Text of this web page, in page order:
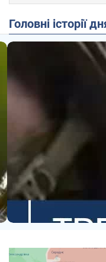
Головні історії